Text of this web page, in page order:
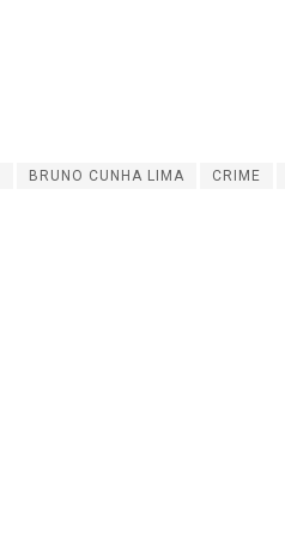
BRUNO CUNHA LIMA CRIME